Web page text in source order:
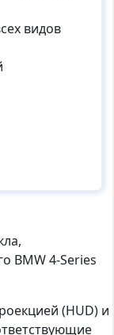
видов
BMW 4-Series
(HUD) и